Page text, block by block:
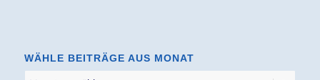
WÄHLE BEITRÄGE AUS MONAT